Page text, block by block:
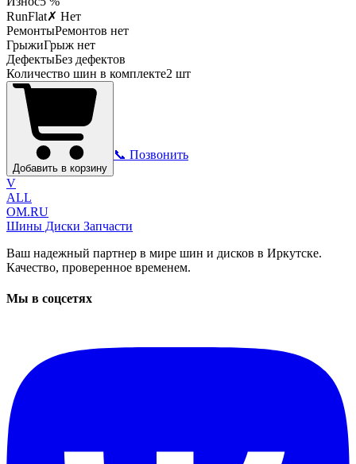
RunFlat✗ Нет
РемонтыРемонтов нет
ГрыжиГрыж нет
ДефектыБез дефектов
Количество шин в комплекте2 шт
Добавить в корзину
📞 Позвонить
V
ALL
OM.RU
Шины Диски Запчасти
Ваш надежный партнер в мире шин и дисков в Иркутске.
Качество, проверенное временем.
Мы в соцсетях